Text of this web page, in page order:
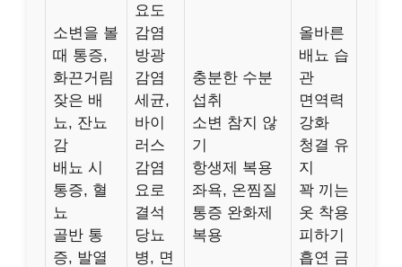
소변을 볼
때 통증,
화끈거림
잦은 배
뇨, 잔뇨
감
배뇨 시
통증, 혈
뇨
골반 통
증, 발열
요도
감염
방광
감염
세균,
바이
러스
감염
요로
결석
당뇨
병, 면
충분한 수분
섭취
소변 참지 않
기
항생제 복용
좌욕, 온찜질
통증 완화제
복용
올바른
배뇨 습
관
면역력
강화
청결 유
지
꽉 끼는
옷 착용
피하기
흡연 금